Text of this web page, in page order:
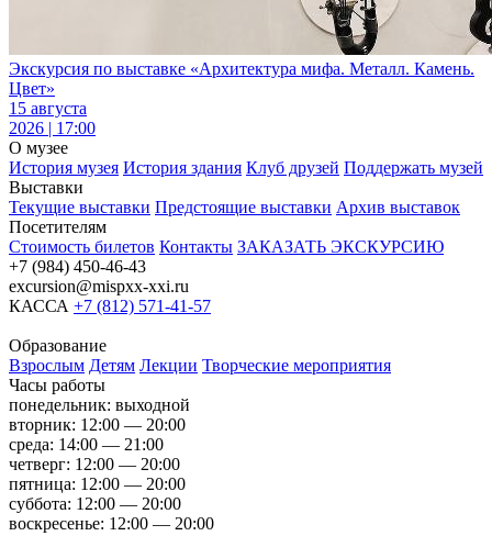
Экскурсия по выставке «Архитектура мифа. Металл. Камень.
Цвет»
15 августа
2026 | 17:00
О музее
История музея История здания Клуб друзей Поддержать музей
Выставки
Текущие выставки Предстоящие выставки Архив выставок
Посетителям
Стоимость билетов Контакты ЗАКАЗАТЬ ЭКСКУРСИЮ
+7 (984) 450-46-43
excursion@mispxx-xxi.ru
КАССА +7 (812) 571-41-57
Образование
Взрослым Детям Лекции Творческие мероприятия
Часы работы
понедельник: выходной
вторник: 12:00 — 20:00
среда: 14:00 — 21:00
четверг: 12:00 — 20:00
пятница: 12:00 — 20:00
суббота: 12:00 — 20:00
воскресенье: 12:00 — 20:00